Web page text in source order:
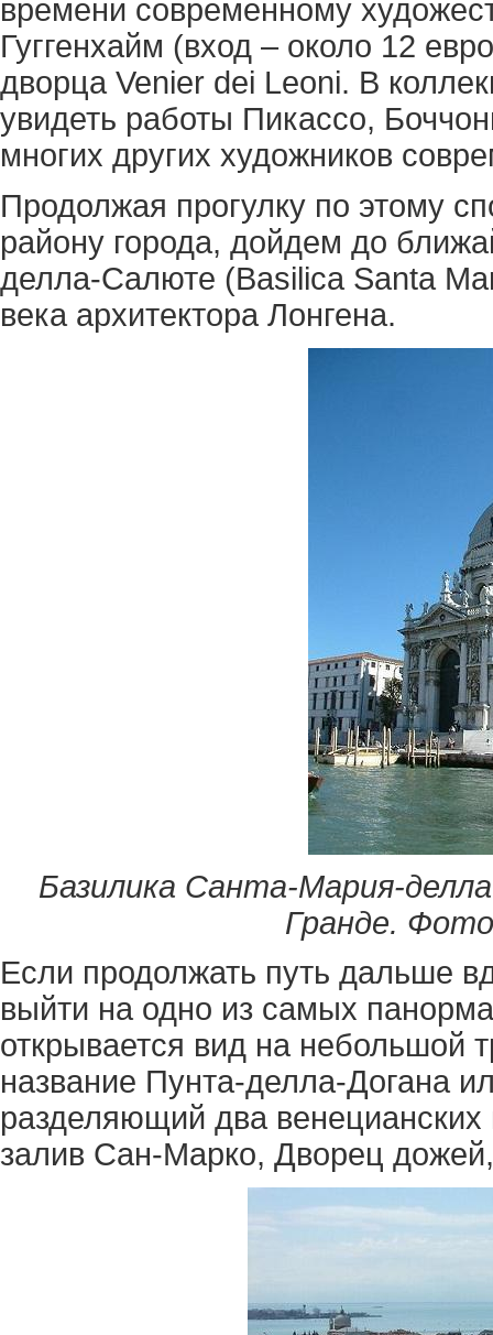
времени современному
Гуггенхайм (вход – около 12
дворца Venier dei Leoni. В
увидеть работы Пикассо,
многих других художников
Продолжая прогулку по этому
району города, дойдем до
делла-Салюте (Basilica Santa
века архитектора Лонгена.
Базилика Санта-Мария-
Гранде.
Если продолжать путь дальше
выйти на одно из самых
открывается вид на небольшой
название Пунта-делла-Догана
разделяющий два
залив Сан-Марко, Дворец дожей,